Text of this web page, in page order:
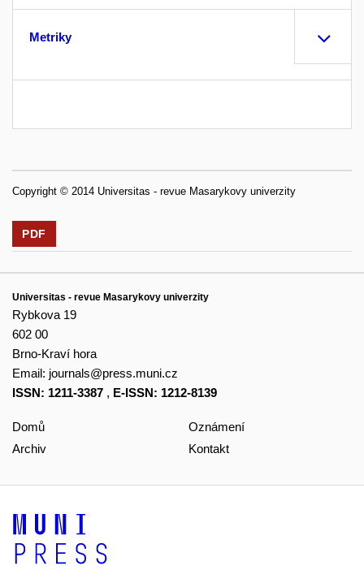
Metriky
Copyright © 2014 Universitas - revue Masarykovy univerzity
PDF
Universitas - revue Masarykovy univerzity
Rybkova 19
602 00
Brno-Kraví hora
Email: journals@press.muni.cz
ISSN: 1211-3387 , E-ISSN: 1212-8139
Domů
Archiv
Oznámení
Kontakt